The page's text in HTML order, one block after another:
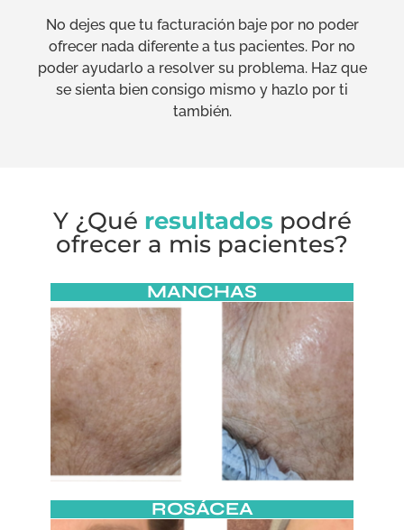
No dejes que tu facturación baje por no poder
ofrecer nada diferente a tus pacientes. Por no
poder ayudarlo a resolver su problema. Haz que
se sienta bien consigo mismo y hazlo por ti
también.
Y ¿Qué resultadospodré
ofrecer a mis pacientes?
MANCHAS
ROSÁCEA